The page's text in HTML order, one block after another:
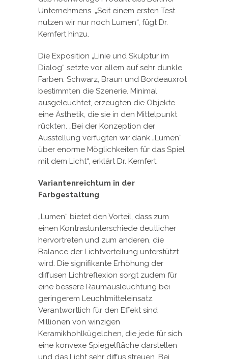
Unternehmens. „Seit einem ersten Test
nutzen wir nur noch Lumen“, fügt Dr.
Kemfert hinzu.
Die Exposition „Linie und Skulptur im
Dialog“ setzte vor allem auf sehr dunkle
Farben. Schwarz, Braun und Bordeauxrot
bestimmten die Szenerie. Minimal
ausgeleuchtet, erzeugten die Objekte
eine Ästhetik, die sie in den Mittelpunkt
rückten. „Bei der Konzeption der
Ausstellung verfügten wir dank „Lumen“
über enorme Möglichkeiten für das Spiel
mit dem Licht“, erklärt Dr. Kemfert.
Variantenreichtum in der
Farbgestaltung
„Lumen“ bietet den Vorteil, dass zum
einen Kontrastunterschiede deutlicher
hervortreten und zum anderen, die
Balance der Lichtverteilung unterstützt
wird. Die signifikante Erhöhung der
diffusen Lichtreflexion sorgt zudem für
eine bessere Raumausleuchtung bei
geringerem Leuchtmitteleinsatz.
Verantwortlich für den Effekt sind
Millionen von winzigen
Keramikhohlkügelchen, die jede für sich
eine konvexe Spiegelfläche darstellen
und das Licht sehr diffus streuen. Bei